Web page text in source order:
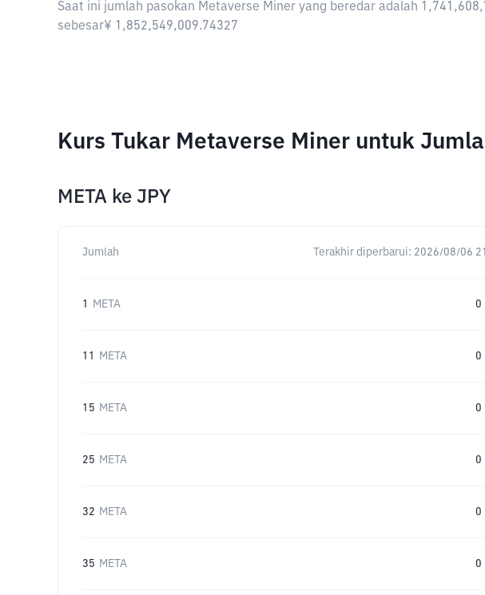
Saat ini jumlah pasokan Metaverse Miner yang beredar adalah
sebesar¥ 1,852,549,009.74327
Kurs Tukar Metaverse Miner untuk
META ke JPY
Jumlah Terakhir diperbarui: 2026/08/06
1 META 0
11 META 0
15 META 0
25 META 0
32 META 0
35 META 0